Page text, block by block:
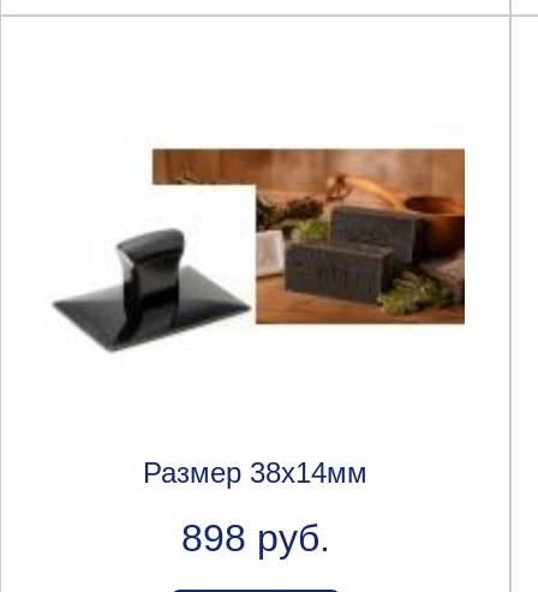
Размер 38х14мм
898 руб.